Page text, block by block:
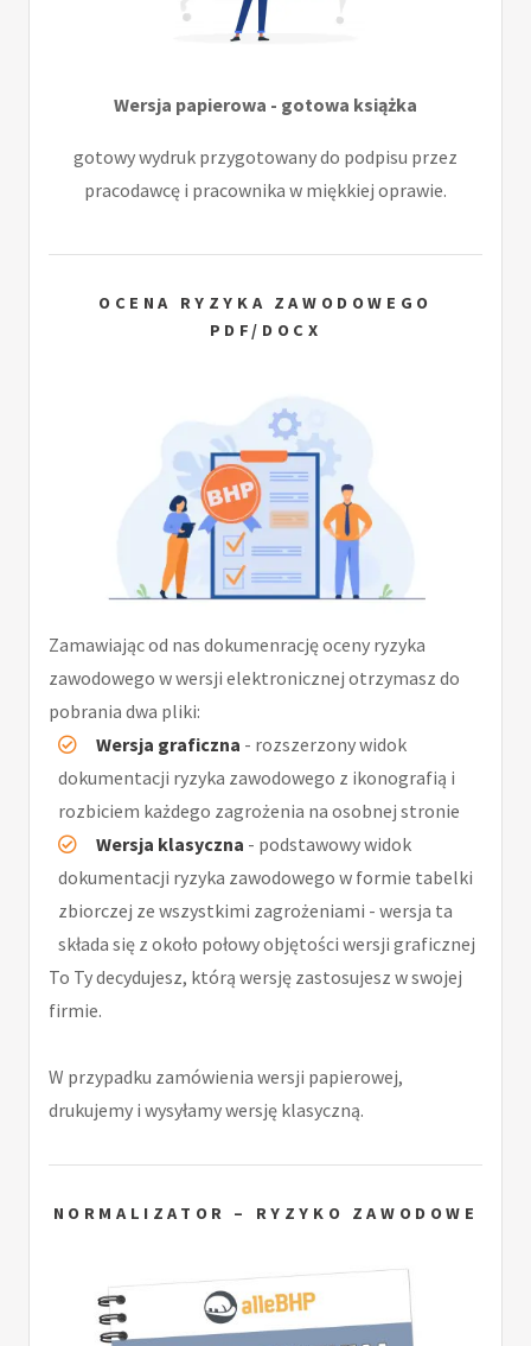
Wersja papierowa - gotowa książka
gotowy wydruk przygotowany do podpisu przez
pracodawcę i pracownika w miękkiej oprawie.
OCENA RYZYKA ZAWODOWEGO
PDF/DOCX
Zamawiając od nas dokumenrację oceny ryzyka
zawodowego w wersji elektronicznej otrzymasz do
pobrania dwa pliki:
Wersja graficzna - rozszerzony widok
dokumentacji ryzyka zawodowego z ikonografią i
rozbiciem każdego zagrożenia na osobnej stronie
Wersja klasyczna - podstawowy widok
dokumentacji ryzyka zawodowego w formie tabelki
zbiorczej ze wszystkimi zagrożeniami - wersja ta
składa się z około połowy objętości wersji graficznej
To Ty decydujesz, którą wersję zastosujesz w swojej
firmie.
W przypadku zamówienia wersji papierowej,
drukujemy i wysyłamy wersję klasyczną.
NORMALIZATOR – RYZYKO ZAWODOWE